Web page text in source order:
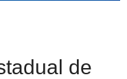
de